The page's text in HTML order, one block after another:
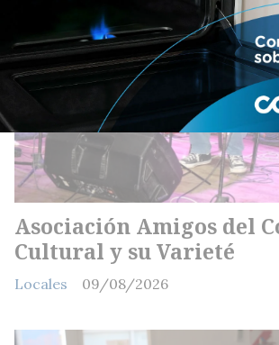
Asociación Amigos del
Cultural y su Varieté
Locales 09/08/2026